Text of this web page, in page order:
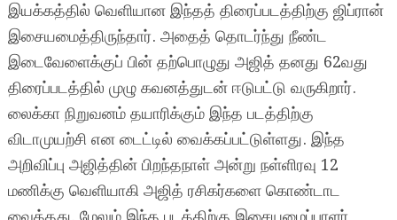
இயக்கத்தில் வெளியான இந்தத் திரைப்படத்திற்கு ஜிப்ரான்
இசையமைத்திருந்தார். அதைத் தொடர்ந்து நீண்ட
இடைவேளைக்குப் பின் தற்பொழுது அஜித் தனது 62வது
திரைப்படத்தில் முழு கவனத்துடன் ஈடுபட்டு வருகிறார்.
லைக்கா நிறுவனம் தயாரிக்கும் இந்த படத்திற்கு
விடாமுயற்சி என டைட்டில் வைக்கப்பட்டுள்ளது. இந்த
அறிவிப்பு அஜித்தின் பிறந்தநாள் அன்று நள்ளிரவு 12
மணிக்கு வெளியாகி அஜித் ரசிகர்களை கொண்டாட